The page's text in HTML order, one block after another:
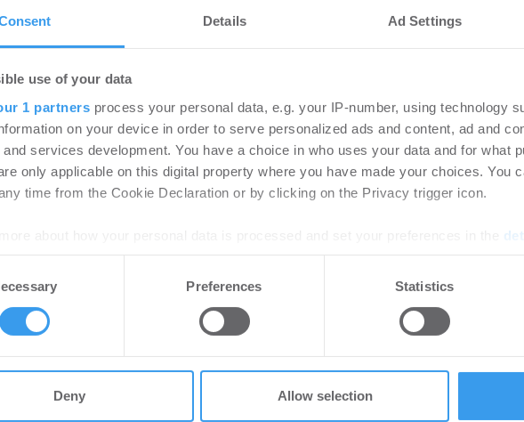
Details Ad Settings
use of your data
1 partners process your personal data, e.g. your IP-number, using technology
on your device in order to serve personalized ads and content, ad and
and services development. You have a choice in who uses your data and for what
only applicable on this digital property where you have made your choices. You
time from the Cookie Declaration or by clicking on the Privacy trigger icon.
to personalise content and ads, to provide social media features and to
that you’ve provided to them or that they’ve collected from your use of their
Preferences Statistics
Deny Allow selection
– August 2026
Büro | Märkte-06.08.2026
für den ganzen Artikel Wenn noch nicht
erstellen Sie sich jetzt Ihren kostenlosen
um auf die neusten ...
verlängern und
im Stuttgarter
STEP
Büro | Deals Miete-06.08.2026